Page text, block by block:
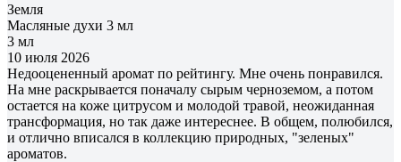
Земля
Масляные духи 3 мл
3 мл
10 июля 2026
Недооцененный аромат по рейтингу. Мне очень понравился.
На мне раскрывается поначалу сырым черноземом, а потом
остается на коже цитрусом и молодой травой, неожиданная
трансформация, но так даже интереснее. В общем, полюбился,
и отлично вписался в коллекцию природных, "зеленых"
ароматов.